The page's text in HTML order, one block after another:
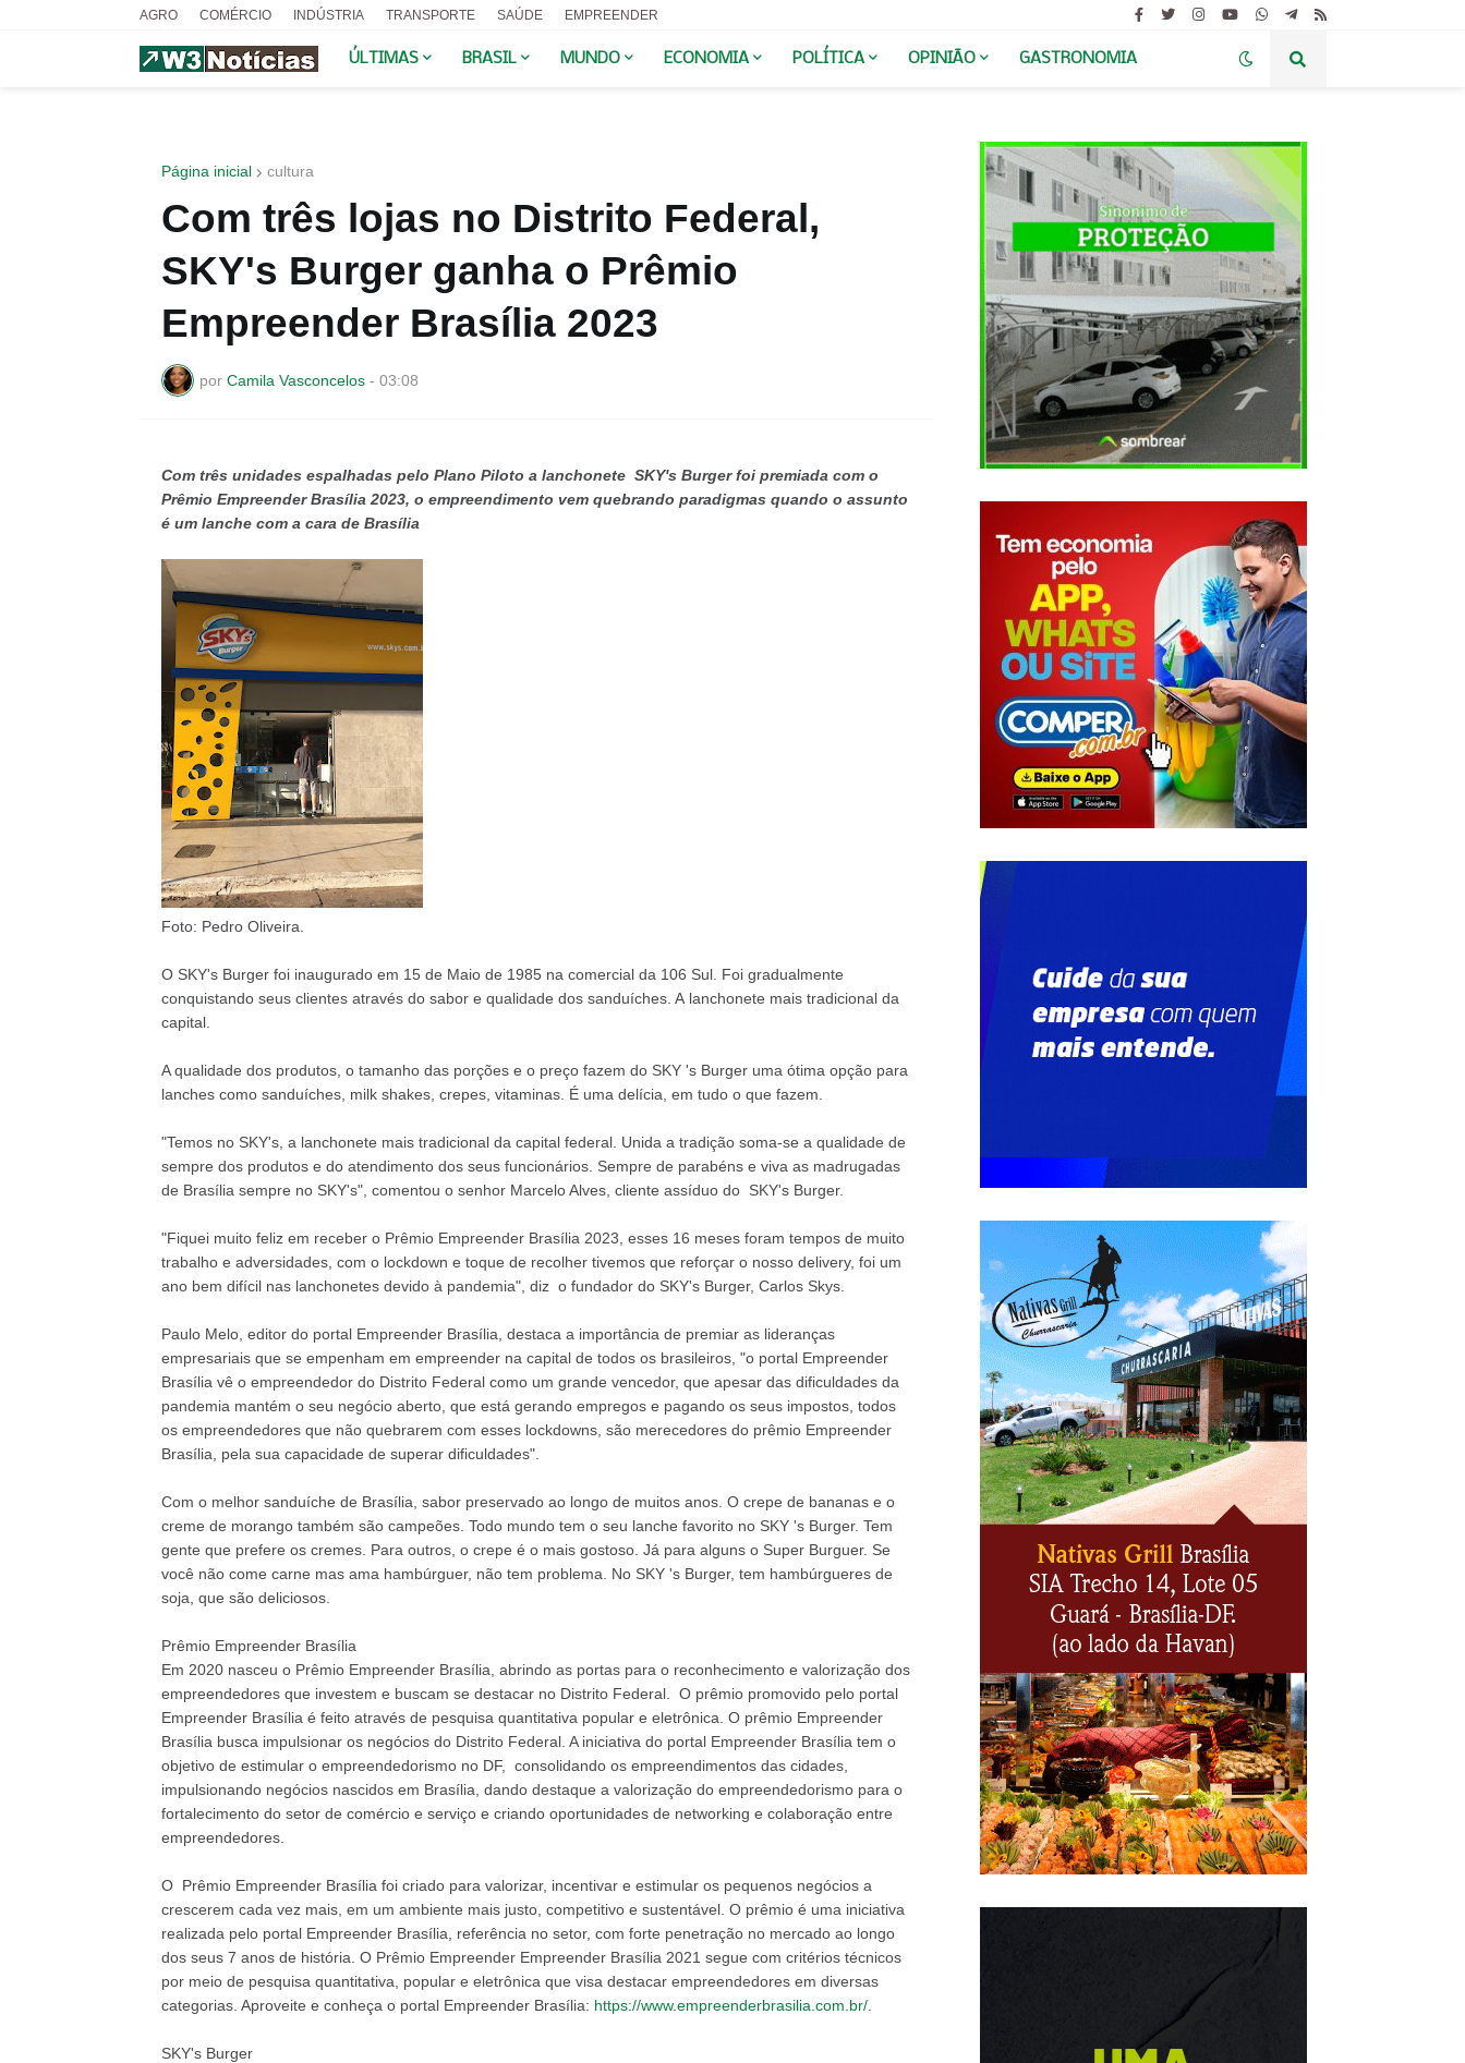
AGRO COMÉRCIO INDÚSTRIA TRANSPORTE SAÚDE EMPREENDER
ÚLTIMAS BRASIL MUNDO ECONOMIA POLÍTICA OPINIÃO GASTRONOMIA
Página inicial cultura
Com três lojas no Distrito Federal,
SKY's Burger ganha o Prêmio
Empreender Brasília 2023
por Camila Vasconcelos - 03:08
Com três unidades espalhadas pelo Plano Piloto a lanchonete SKY's Burger foi premiada com o
Prêmio Empreender Brasília 2023, o empreendimento vem quebrando paradigmas quando o assunto
é um lanche com a cara de Brasília
Foto: Pedro Oliveira.
O SKY's Burger foi inaugurado em 15 de Maio de 1985 na comercial da 106 Sul. Foi gradualmente
conquistando seus clientes através do sabor e qualidade dos sanduíches. A lanchonete mais tradicional da
capital.
A qualidade dos produtos, o tamanho das porções e o preço fazem do SKY 's Burger uma ótima opção para
lanches como sanduíches, milk shakes, crepes, vitaminas. É uma delícia, em tudo o que fazem.
"Temos no SKY's, a lanchonete mais tradicional da capital federal. Unida a tradição soma-se a qualidade de
sempre dos produtos e do atendimento dos seus funcionários. Sempre de parabéns e viva as madrugadas
de Brasília sempre no SKY's", comentou o senhor Marcelo Alves, cliente assíduo do SKY's Burger.
"Fiquei muito feliz em receber o Prêmio Empreender Brasília 2023, esses 16 meses foram tempos de muito
trabalho e adversidades, com o lockdown e toque de recolher tivemos que reforçar o nosso delivery, foi um
ano bem difícil nas lanchonetes devido à pandemia", diz o fundador do SKY's Burger, Carlos Skys.
Paulo Melo, editor do portal Empreender Brasília, destaca a importância de premiar as lideranças
empresariais que se empenham em empreender na capital de todos os brasileiros, "o portal Empreender
Brasília vê o empreendedor do Distrito Federal como um grande vencedor, que apesar das dificuldades da
pandemia mantém o seu negócio aberto, que está gerando empregos e pagando os seus impostos, todos
os empreendedores que não quebrarem com esses lockdowns, são merecedores do prêmio Empreender
Brasília, pela sua capacidade de superar dificuldades".
Com o melhor sanduíche de Brasília, sabor preservado ao longo de muitos anos. O crepe de bananas e o
creme de morango também são campeões. Todo mundo tem o seu lanche favorito no SKY 's Burger. Tem
gente que prefere os cremes. Para outros, o crepe é o mais gostoso. Já para alguns o Super Burguer. Se
você não come carne mas ama hambúrguer, não tem problema. No SKY 's Burger, tem hambúrgueres de
soja, que são deliciosos.
Prêmio Empreender Brasília
Em 2020 nasceu o Prêmio Empreender Brasília, abrindo as portas para o reconhecimento e valorização dos
empreendedores que investem e buscam se destacar no Distrito Federal. O prêmio promovido pelo portal
Empreender Brasília é feito através de pesquisa quantitativa popular e eletrônica. O prêmio Empreender
Brasília busca impulsionar os negócios do Distrito Federal. A iniciativa do portal Empreender Brasília tem o
objetivo de estimular o empreendedorismo no DF, consolidando os empreendimentos das cidades,
impulsionando negócios nascidos em Brasília, dando destaque a valorização do empreendedorismo para o
fortalecimento do setor de comércio e serviço e criando oportunidades de networking e colaboração entre
empreendedores.
O Prêmio Empreender Brasília foi criado para valorizar, incentivar e estimular os pequenos negócios a
crescerem cada vez mais, em um ambiente mais justo, competitivo e sustentável. O prêmio é uma iniciativa
realizada pelo portal Empreender Brasília, referência no setor, com forte penetração no mercado ao longo
dos seus 7 anos de história. O Prêmio Empreender Empreender Brasília 2021 segue com critérios técnicos
por meio de pesquisa quantitativa, popular e eletrônica que visa destacar empreendedores em diversas
categorias. Aproveite e conheça o portal Empreender Brasília: https://www.empreenderbrasilia.com.br/.
SKY's Burger